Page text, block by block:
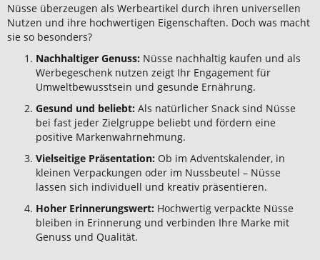
Nüsse überzeugen als Werbeartikel durch ihren universellen
Nutzen und ihre hochwertigen Eigenschaften. Doch was macht
sie so besonders?
Nachhaltiger Genuss: Nüsse nachhaltig kaufen und als
Werbegeschenk nutzen zeigt Ihr Engagement für
Umweltbewusstsein und gesunde Ernährung.
Gesund und beliebt: Als natürlicher Snack sind Nüsse
bei fast jeder Zielgruppe beliebt und fördern eine
positive Markenwahrnehmung.
Vielseitige Präsentation: Ob im Adventskalender, in
kleinen Verpackungen oder im Nussbeutel – Nüsse
lassen sich individuell und kreativ präsentieren.
Hoher Erinnerungswert: Hochwertig verpackte Nüsse
bleiben in Erinnerung und verbinden Ihre Marke mit
Genuss und Qualität.